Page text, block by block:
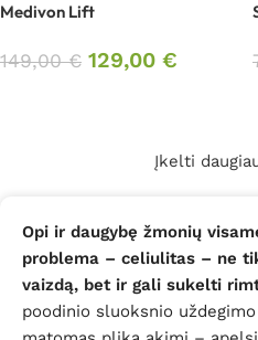
Medivon Lift
149,00€ 129,00 €
Įkelti
Opi ir daugybę žmonių
problema – celiulitas – ne
vaizdą, bet ir gali sukelti
poodinio sluoksnio